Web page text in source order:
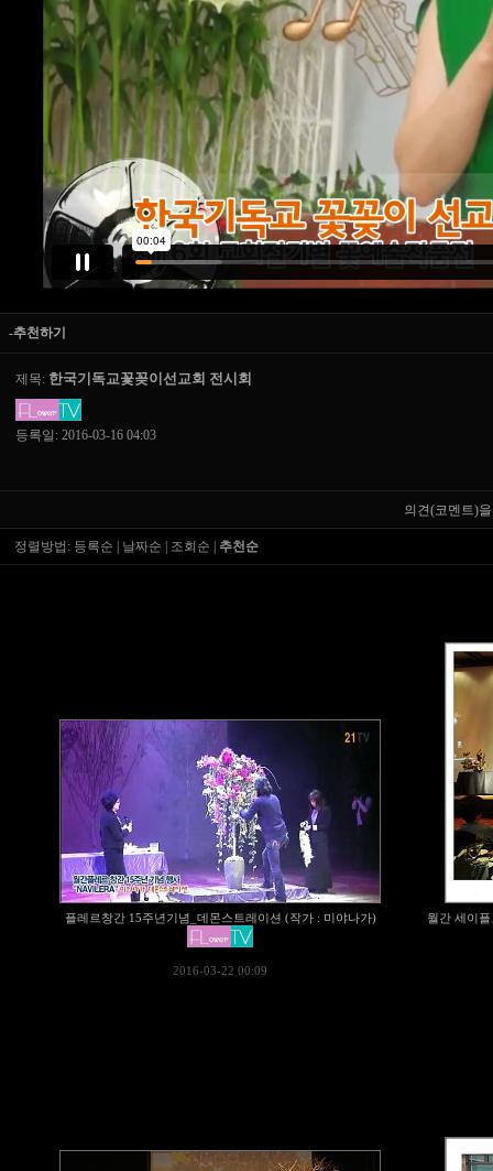
-추천하기
제목: 한국기독교꽃꽂이선교회 전시회
등록일: 2016-03-16 04:03
의견(코멘트)
정렬방법: 등록순 날짜순 조회순 추천순
플레르창간 15주년기념_데몬스트레이션 (작가 : 미야나가)
2016-03-22 00:09
월간 세이